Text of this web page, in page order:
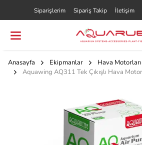
Siparişlerim Sipariş Takip İletişim
Anasayfa Ekipmanlar Hava Motorları
Aquawing AQ311 Tek Çıkışlı Hava